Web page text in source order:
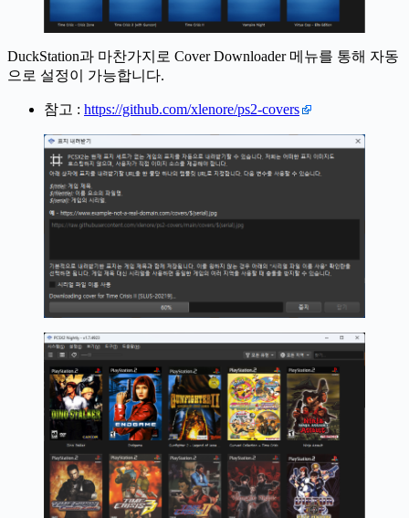
DuckStation과 마찬가지로 Cover Downloader 메뉴를 통해 자동
으로 설정이 가능합니다.
참고 : https://github.com/xlenore/ps2-covers